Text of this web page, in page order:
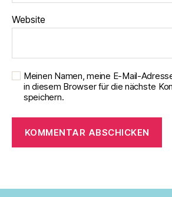
Website
Meinen Namen, meine E-Mail-
in diesem Browser für die nächste
speichern.